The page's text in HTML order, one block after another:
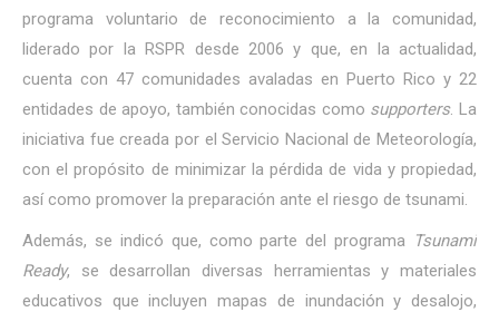
programa voluntario de reconocimiento a la comunidad,
liderado por la RSPR desde 2006 y que, en la actualidad,
cuenta con 47 comunidades avaladas en Puerto Rico y 22
entidades de apoyo, también conocidas como supporters. La
iniciativa fue creada por el Servicio Nacional de Meteorología,
con el propósito de minimizar la pérdida de vida y propiedad,
así como promover la preparación ante el riesgo de tsunami.
Además, se indicó que, como parte del programa
Tsunami
Ready, se desarrollan diversas herramientas y materiales
educativos que incluyen mapas de inundación y desalojo,